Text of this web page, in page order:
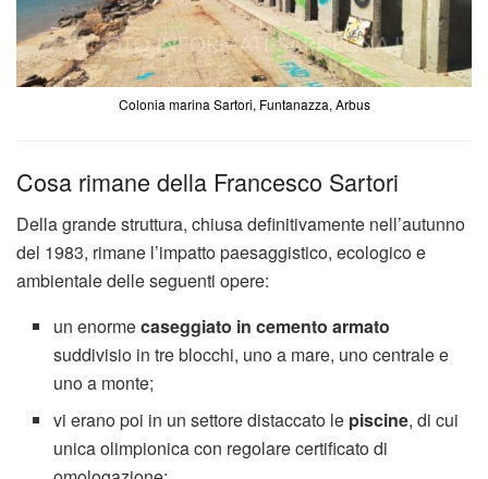
Colonia marina Sartori, Funtanazza, Arbus
Cosa rimane della Francesco Sartori
Della grande struttura, chiusa definitivamente nell’autunno
del 1983, rimane l’impatto paesaggistico, ecologico e
ambientale delle seguenti opere:
un enormecaseggiato in cemento armato
suddivisio in tre blocchi, uno a mare, uno centrale e
uno a monte;
vi erano poi in un settore distaccato le piscine, di cui
unica olimpionica con regolare certificato di